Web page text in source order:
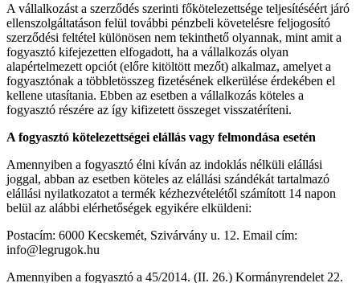
A vállalkozást a szerződés szerinti főkötelezettsége teljesítéséért járó
ellenszolgáltatáson felül további pénzbeli követelésre feljogosító
szerződési feltétel különösen nem tekinthető olyannak, mint amit a
fogyasztó kifejezetten elfogadott, ha a vállalkozás olyan
alapértelmezett opciót (előre kitöltött mezőt) alkalmaz, amelyet a
fogyasztónak a többletösszeg fizetésének elkerülése érdekében el
kellene utasítania. Ebben az esetben a vállalkozás köteles a
fogyasztó részére az így kifizetett összeget visszatéríteni.
A fogyasztó kötelezettségei elállás vagy felmondása esetén
Amennyiben a fogyasztó élni kíván az indoklás nélküli elállási
joggal, abban az esetben köteles az elállási szándékát tartalmazó
elállási nyilatkozatot a termék kézhezvételétől számított 14 napon
belül az alábbi elérhetőségek egyikére elküldeni:
Postacím: 6000 Kecskemét, Szivárvány u. 12. Email cím:
info@legrugok.hu
Amennyiben a fogyasztó a 45/2014. (II. 26.) Kormányrendelet 22.